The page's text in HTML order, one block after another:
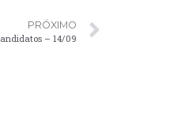
PRÓXIMO
– 14/09